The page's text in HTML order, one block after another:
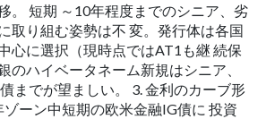
。 短期 ～10年程度までのシニア、劣
取り組む姿勢は不 変。発行体は各国
心に選択（現時点ではAT1も継 続保
のハイベータネーム新規はシニア、
までが望ましい。 3. 金利のカーブ形
ーン中短期の欧米金融IG債に 投資